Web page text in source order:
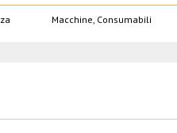
Macchine, Consumabili